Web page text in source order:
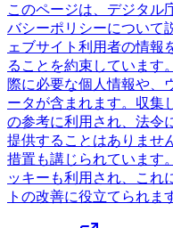
このページは、デジタル
バシーポリシーについて
ェブサイト利用者の情報
ることを約束しています
際に必要な個人情報や、
ータが含まれます。収集
の参考に利用され、法令
提供することはありませ
措置も講じられています
ッキーも利用され、これ
トの改善に役立てられま